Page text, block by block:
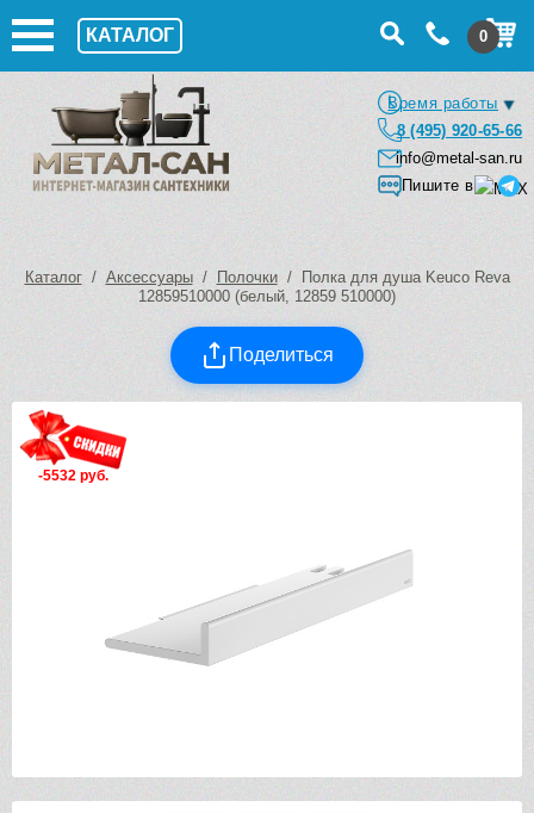
КАТАЛОГ 0
Время работы
8 (495) 920-65-66
info@metal-san.ru
Пишите в
Каталог/ Аксессуары/ Полочки/ Полка для душа Keuco Reva
12859510000 (белый, 12859 510000)
Поделиться
-5532 руб.